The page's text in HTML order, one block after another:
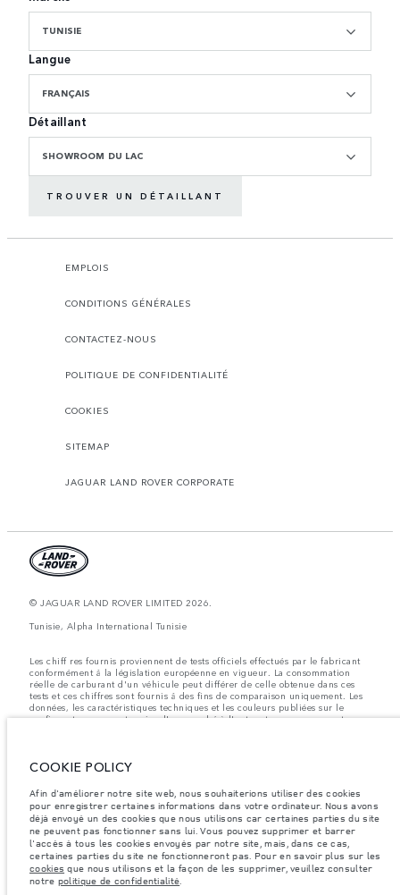
TUNISIE
Langue
FRANÇAIS
Détaillant
SHOWROOM DU LAC
TROUVER UN DÉTAILLANT
EMPLOIS
CONDITIONS GÉNÉRALES
CONTACTEZ-NOUS
POLITIQUE DE CONFIDENTIALITÉ
COOKIES
SITEMAP
JAGUAR LAND ROVER CORPORATE
© JAGUAR LAND ROVER LIMITED 2026.
Tunisie, Alpha International Tunisie
Les chiff res fournis proviennent de tests officiels effectués par le fabricant
conformément å la législation européenne en vigueur. La consommation
réelle de carburant d'un véhicule peut différer de celle obtenue dans ces
tests et ces chiffres sont fournis å des fins de comparaison uniquement. Les
données, les caractéristiques techniques et les couleurs publiées sur le
configurateur peuvent varier d'un marché à l'autre et ne comprennent pas
Les poids indiqués correspondent à des spécifications de véhicule standard.
affecteront la charge utile. Assurez-vous que le poids total en charge du
véhicule, les charges maximales par essieu et la charge utile ne sont pas
dépassés lorsque vous chargez des accessoires, des occupants, des liquides
et des carburants.
Remarque importante sur les images et les spécifications. La pénurie
mondiale de semi-conducteurs affecte actuellement les spécifications de
construction des véhicules, la disponibilité des options et les délais de
construction. Cette situation s’avère très fluctuante, et par conséquent, les
COOKIE POLICY
Afin d'améliorer notre site web, nous souhaiterions utiliser des cookies
pour enregistrer certaines informations dans votre ordinateur. Nous avons
déjà envoyé un des cookies que nous utilisons car certaines parties du site
ne peuvent pas fonctionner sans lui. Vous pouvez supprimer et barrer
l'accès à tous les cookies envoyés par notre site, mais, dans ce cas,
certaines parties du site ne fonctionneront pas. Pour en savoir plus sur les
cookies que nous utilisons et la façon de les supprimer, veuillez consulter
notre politique de confidentialité.